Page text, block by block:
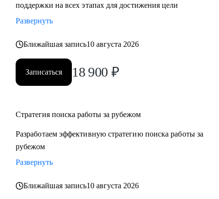
поддержки на всех этапах для достижения цели
Развернуть
Ближайшая запись10 августа 2026
Записаться 18 900 ₽
Стратегия поиска работы за рубежом
Разработаем эффективную стратегию поиска работы за
рубежом
Развернуть
Ближайшая запись10 августа 2026